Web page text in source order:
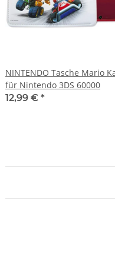
NINTENDO Tasche Mario
für Nintendo 3DS 60000
12,99 € *